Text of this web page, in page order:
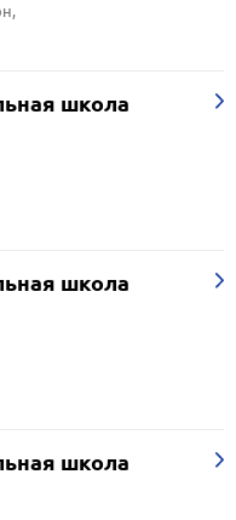
школа
школа
школа